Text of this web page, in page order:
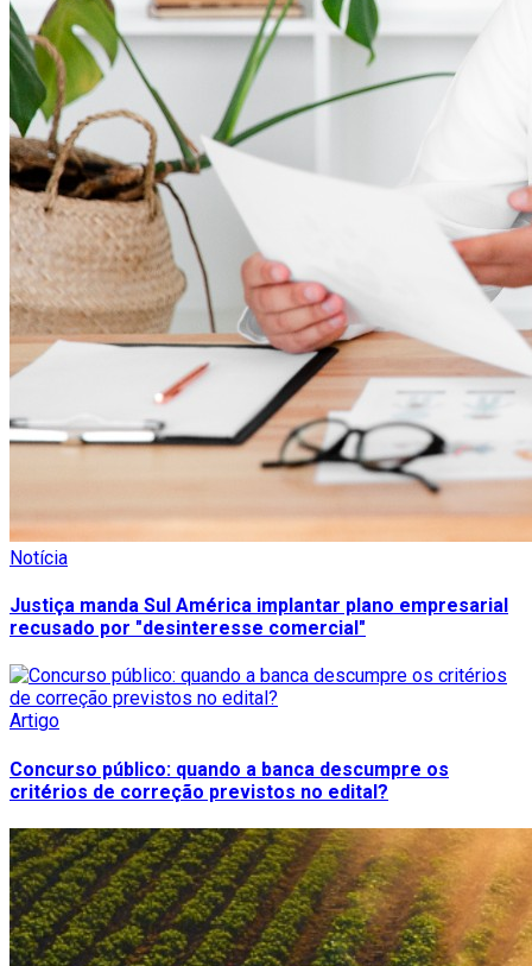
Notícia
Justiça manda Sul América implantar plano empresarial
recusado por "desinteresse comercial"
Artigo
Concurso público: quando a banca descumpre os
critérios de correção previstos no edital?